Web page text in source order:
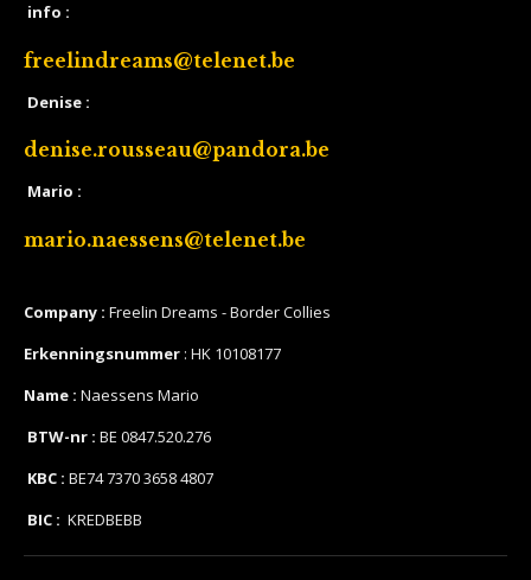
info :
freelindreams@telenet.be
Denise :
denise.rousseau@pandora.be
Mario :
mario.naessens@telenet.be
Company : Freelin Dreams - Border Collies
Erkenningsnummer : HK 10108177
Name : Naessens Mario
BTW-nr : BE 0847.520.276
KBC : BE74 7370 3658 4807
BIC : KREDBEBB